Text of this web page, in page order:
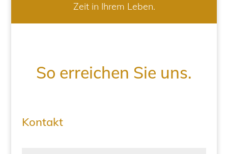
Zeit in Ihrem Leben.
So erreichen Sie uns.
Kontakt